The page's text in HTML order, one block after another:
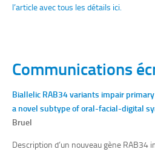
l’article avec tous les détails ici.
Communications
Biallelic RAB34 variants impair
a novel subtype of oral-facial-digital
Bruel
Description d’un nouveau gène RAB34